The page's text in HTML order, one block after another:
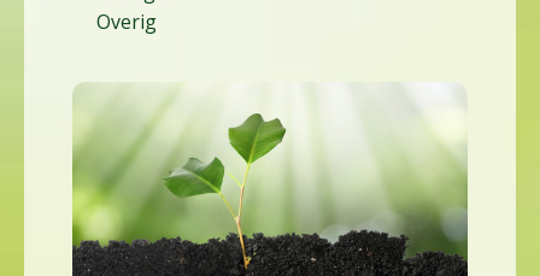
Overig